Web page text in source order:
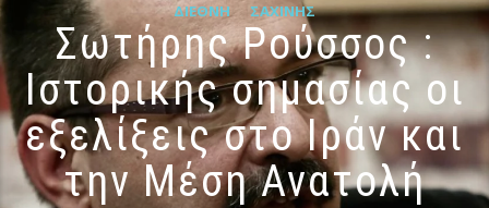
ΔΙΕΘΝΉ ΣΑΧΊΝΗΣ
Σωτήρης Ρούσσος :
Ιστορικής σημασίας οι
εξελίξεις στο Ιράν και
την Μέση Ανατολή